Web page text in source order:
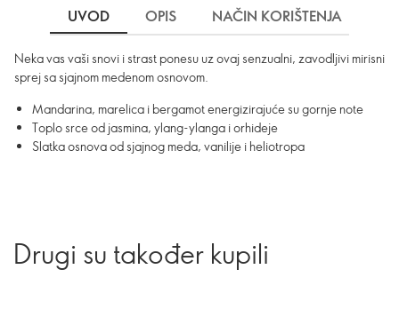
UVOD OPIS NAČIN KORIŠTENJA
Neka vas vaši snovi i strast ponesu uz ovaj senzualni, zavodljivi mirisni
sprej sa sjajnom medenom osnovom.
Mandarina, marelica i bergamot energizirajuće su gornje note
Toplo srce od jasmina, ylang-ylanga i orhideje
Slatka osnova od sjajnog meda, vanilije i heliotropa
Drugi su također kupili